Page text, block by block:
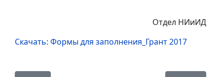
Отдел НИиИД
Скачать: Формы для заполнения_Грант 2017